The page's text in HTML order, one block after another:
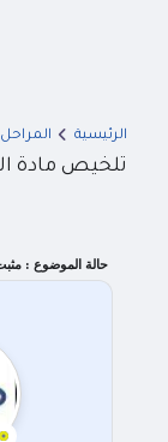
الرئيسية
تلخيص مادة
حالة الموضوع :